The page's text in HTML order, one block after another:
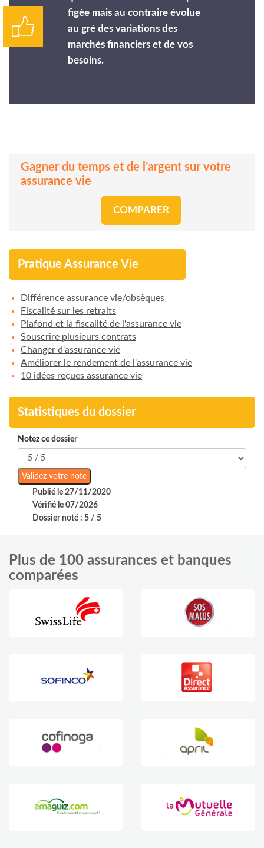
figée mais au contraire évolue
au gré des variations des
marchés financiers et de vos
besoins.
Gagner du temps et de l’argent sur votre
assurance vie
COMPARER
Pratique Assurance Vie
Différence assurance vie/obsèques
Fiscalité sur les retraits
Plafond et la fiscalité de l'assurance vie
Souscrire plusieurs contrats
Changer d'assurance vie
Améliorer le rendement de l'assurance vie
10 idées reçues assurance vie
Statistiques du dossier
Notez ce dossier
Publié le 27/11/2020
Vérifié le 07/2026
Dossier noté : 5 / 5
Plus de 100 assurances et banques
comparées